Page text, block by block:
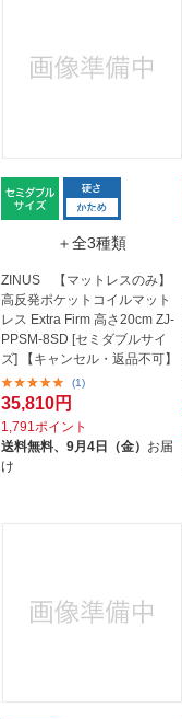
＋全3種類
ZINUS 【マットレスのみ】
高反発ポケットコイルマット
レス Extra Firm 高さ20cm ZJ-
PPSM-8SD [セミダブルサイ
ズ] 【キャンセル・返品不可】
(1)
35,810円
1,791ポイント
送料無料、9月4日（金） お届
け